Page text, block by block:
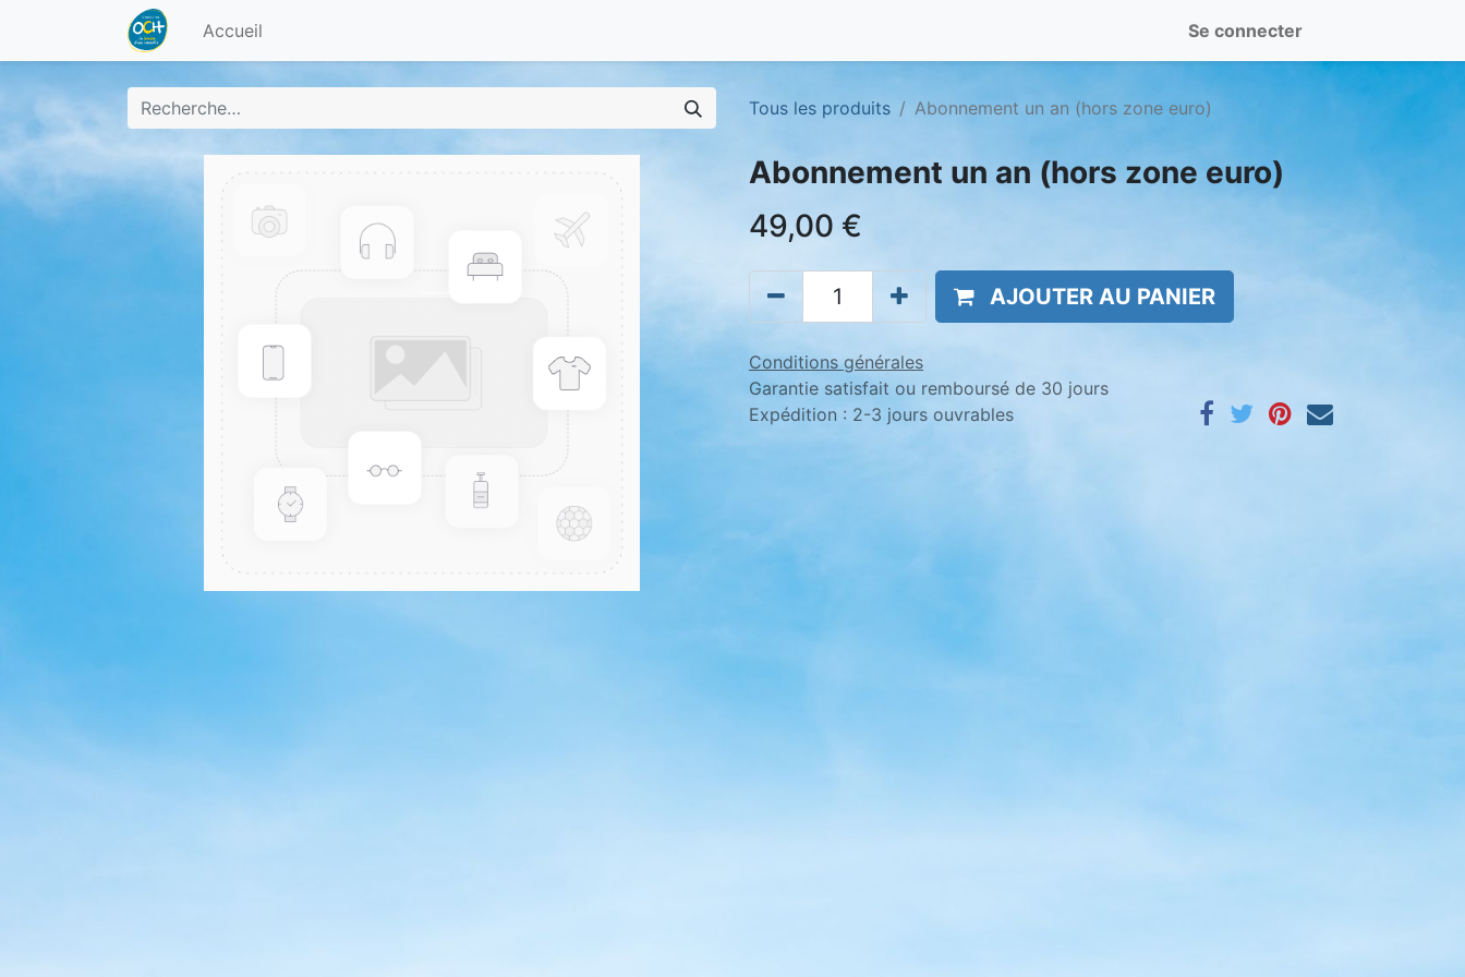
Accueil Se connecter
Tous les produits Abonnement un an (hors zone euro)
Abonnement un an (hors zone euro)
49,00 €
AJOUTER AU PANIER
Conditions générales
Garantie satisfait ou remboursé de 30 jours
Expédition : 2-3 jours ouvrables